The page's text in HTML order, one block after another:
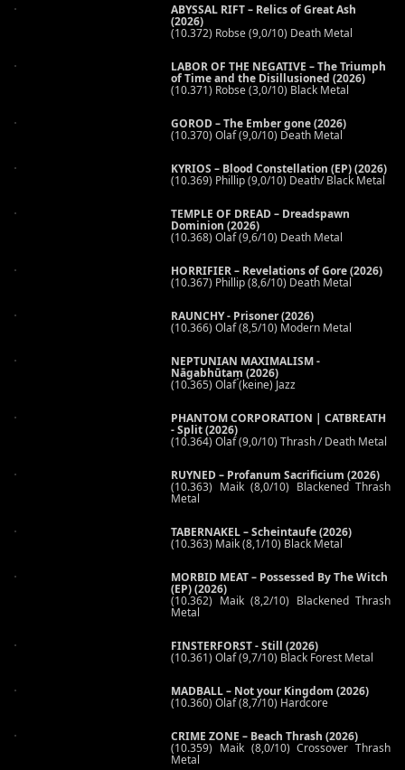
ABYSSAL RIFT – Relics of Great Ash
(2026)
(10.372) Robse (9,0/10) Death Metal
LABOR OF THE NEGATIVE – The Triumph
of Time and the Disillusioned (2026)
(10.371) Robse (3,0/10) Black Metal
GOROD – The Ember gone (2026)
(10.370) Olaf (9,0/10) Death Metal
KYRIOS – Blood Constellation (EP) (2026)
(10.369) Phillip (9,0/10) Death/ Black Metal
TEMPLE OF DREAD – Dreadspawn
Dominion (2026)
(10.368) Olaf (9,6/10) Death Metal
HORRIFIER – Revelations of Gore (2026)
(10.367) Phillip (8,6/10) Death Metal
RAUNCHY - Prisoner (2026)
(10.366) Olaf (8,5/10) Modern Metal
NEPTUNIAN MAXIMALISM -
Nāgabhūtaṃ (2026)
(10.365) Olaf (keine) Jazz
PHANTOM CORPORATION | CATBREATH
- Split (2026)
(10.364) Olaf (9,0/10) Thrash / Death Metal
RUYNED – Profanum Sacrificium (2026)
(10.363) Maik (8,0/10) Blackened Thrash
Metal
TABERNAKEL – Scheintaufe (2026)
(10.363) Maik (8,1/10) Black Metal
MORBID MEAT – Possessed By The Witch
(EP) (2026)
(10.362) Maik (8,2/10) Blackened Thrash
Metal
FINSTERFORST - Still (2026)
(10.361) Olaf (9,7/10) Black Forest Metal
MADBALL – Not your Kingdom (2026)
(10.360) Olaf (8,7/10) Hardcore
CRIME ZONE – Beach Thrash (2026)
(10.359) Maik (8,0/10) Crossover Thrash
Metal